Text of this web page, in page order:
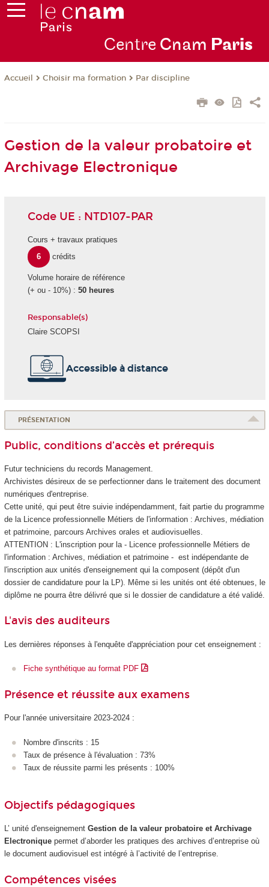
Centre Cnam Paris
Accueil Choisir ma formation Par discipline
Gestion de la valeur probatoire et
Archivage Electronique
Code UE : NTD107-PAR
Cours + travaux pratiques
6
crédits
Volume horaire de référence
(+ ou - 10%) : 50 heures
Responsable(s)
Claire SCOPSI
Accessible à distance
PRÉSENTATION
Public, conditions d’accès et prérequis
Futur techniciens du records Management.
Archivistes désireux de se perfectionner dans le traitement des document
numériques d'entreprise.
Cette unité, qui peut être suivie indépendamment, fait partie du programme
de la Licence professionnelle Métiers de l'information : Archives, médiation
et patrimoine, parcours Archives orales et audiovisuelles.
ATTENTION : L'inscription pour la - Licence professionnelle Métiers de
l'information : Archives, médiation et patrimoine - est indépendante de
l'inscription aux unités d'enseignementqui la composent (dépôt d'un
dossier de candidature pour la LP). Même si les unités ont été obtenues, le
diplôme ne pourra être délivré que si le dossier de candidature a été validé.
L'avis des auditeurs
Les dernières réponses à l'enquête d'appréciation pour cet enseignement :
Fiche synthétique au format PDF
Présence et réussite aux examens
Pour l'année universitaire 2023-2024 :
Nombre d'inscrits : 15
Taux de présence à l'évaluation : 73%
Taux de réussite parmi les présents : 100%
Objectifs pédagogiques
L’ unité d'enseignement Gestion de la valeur probatoire et Archivage
Electroniquepermet d’aborder les pratiques des archives d’entreprise où
le document audiovisuel est intégré à l’activité de l’entreprise.
Compétences visées